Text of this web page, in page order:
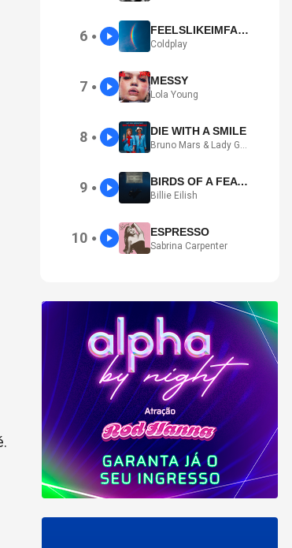
6 ● FEELSLIKEIMFALLINGINLOVE
Coldplay
7 ● MESSY
Lola Young
8 ● DIE WITH A SMILE
Bruno Mars & Lady Gaga
9 ● BIRDS OF A FEATHER
Billie Eilish
10 ● ESPRESSO
Sabrina Carpenter